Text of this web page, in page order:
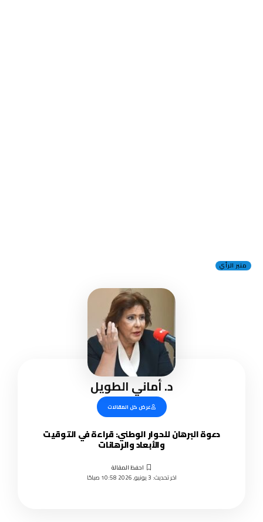
منبر الرأي
د. أماني الطويل
عرض كل المقالات
دعوة البرهان للحوار الوطني: قراءة في التوقيت
والأبعاد والرهانات
اخر تحديث: 3 يونيو, 2026 10:58 صباحًا